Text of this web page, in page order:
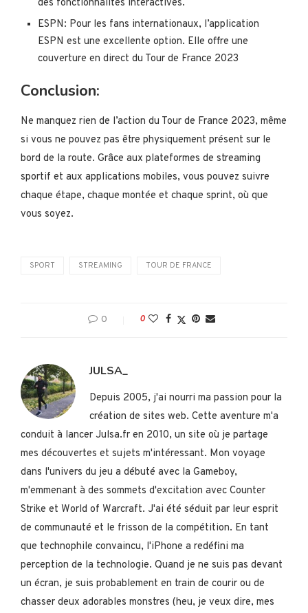
des fonctionnalités interactives.
ESPN: Pour les fans internationaux, l’application
ESPN est une excellente option. Elle offre une
couverture en direct du Tour de France 2023
Conclusion:
Ne manquez rien de l’action du Tour de France 2023, même
si vous ne pouvez pas être physiquement présent sur le
bord de la route. Grâce aux plateformes de streaming
sportif et aux applications mobiles, vous pouvez suivre
chaque étape, chaque montée et chaque sprint, où que
vous soyez.
SPORT STREAMING TOUR DE FRANCE
0 0
JULSA_
Depuis 2005, j'ai nourri ma passion pour la
création de sites web. Cette aventure m'a
conduit à lancer Julsa.fr en 2010, un site où je partage
mes découvertes et sujets m'intéressant. Mon voyage
dans l'univers du jeu a débuté avec la Gameboy,
m'emmenant à des sommets d'excitation avec Counter
Strike et World of Warcraft. J'ai été séduit par leur esprit
de communauté et le frisson de la compétition. En tant
que technophile convaincu, l'iPhone a redéfini ma
perception de la technologie. Quand je ne suis pas devant
un écran, je suis probablement en train de courir ou de
chasser deux adorables monstres (heu, je veux dire, mes